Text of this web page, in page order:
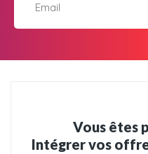
Vous êtes
Intégrer vos